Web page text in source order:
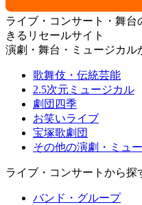
ライブ・コンサート・舞
きるリセールサイト
演劇・舞台・ミュージカル
歌舞伎・伝統芸能
2.5次元ミュージカル
劇団四季
お笑いライブ
宝塚歌劇団
その他の演劇・ミュ
ライブ・コンサートから探
バンド・グループ